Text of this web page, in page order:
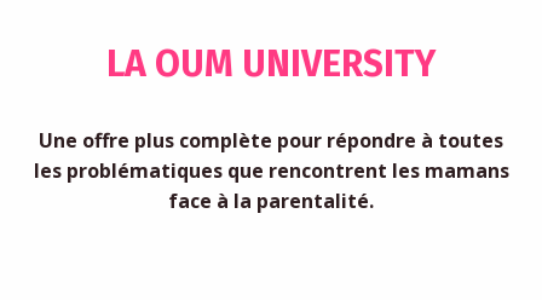
LA OUM UNIVERSITY
Une offre plus complète pour répondre à toutes
les problématiques que rencontrent les mamans
face à la parentalité.